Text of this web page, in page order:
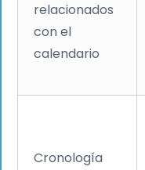
relacionados
con el
calendario
Cronología